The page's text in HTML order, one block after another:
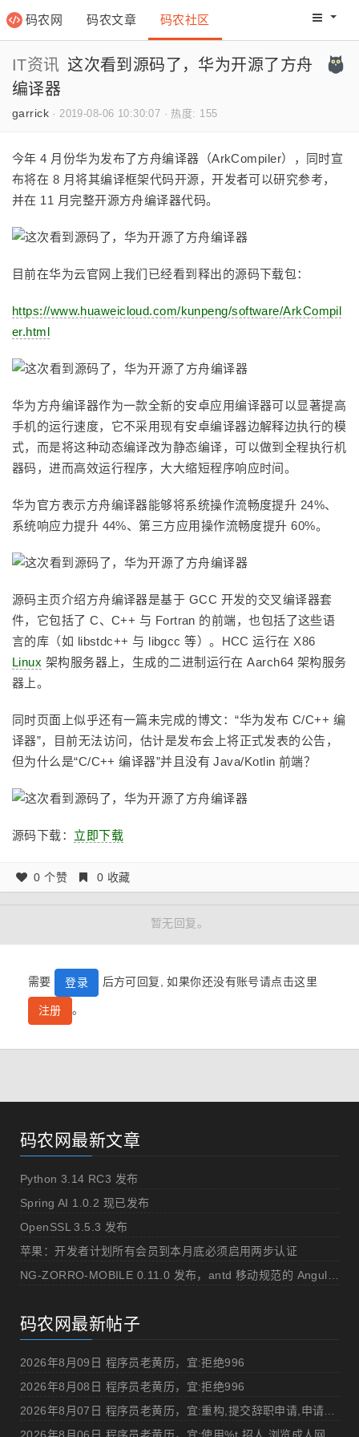
码农网 码农文章 码农社区 码农网
IT资讯 这次看到源码了，华为开源了方舟
编译器
garrick ·2019-08-06 10:30:07 · 热度: 155
今年 4 月份华为发布了方舟编译器（ArkCompiler），同时宣
布将在 8 月将其编译框架代码开源，开发者可以研究参考，
并在 11 月完整开源方舟编译器代码。
目前在华为云官网上我们已经看到释出的源码下载包：
https://www.huaweicloud.com/kunpeng/software/ArkCompil
er.html
华为方舟编译器作为一款全新的安卓应用编译器可以显著提高
手机的运行速度，它不采用现有安卓编译器边解释边执行的模
式，而是将这种动态编译改为静态编译，可以做到全程执行机
器码，进而高效运行程序，大大缩短程序响应时间。
华为官方表示方舟编译器能够将系统操作流畅度提升 24%、
系统响应力提升 44%、第三方应用操作流畅度提升 60%。
源码主页介绍方舟编译器是基于 GCC 开发的交叉编译器套
件，它包括了 C、C++ 与 Fortran 的前端，也包括了这些语
言的库（如 libstdc++ 与 libgcc 等）。HCC 运行在 X86
Linux 架构服务器上，生成的二进制运行在 Aarch64 架构服务
器上。
同时页面上似乎还有一篇未完成的博文：“华为发布 C/C++ 编
译器”，目前无法访问，估计是发布会上将正式发表的公告，
但为什么是“C/C++ 编译器”并且没有 Java/Kotlin 前端？
源码下载： 立即下载
0 个赞 0 收藏
暂无回复。
需要 登录 后方可回复, 如果你还没有账号请点击这里
注册 。
码农网最新文章
Python 3.14 RC3 发布
Spring AI 1.0.2 现已发布
OpenSSL 3.5.3 发布
苹果：开发者计划所有会员到本月底必须启用两步认证
码农网最新帖子
2026年8月09日 程序员老黄历，宜:拒绝996
2026年8月08日 程序员老黄历，宜:拒绝996